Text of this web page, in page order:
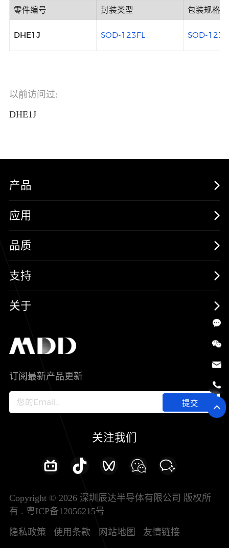
零件编号 封装类型 包装规格
DHE1J SOD-123FL SOD-
以前访问过:
DHE1J
产品
MOSFETs
保护器件
三极管
SiC
IC
应用
消费电子
汽车电子
新能源
智能家居
新兴行业
品质
可靠性实验室
质量与环境
其他信息(PCN)
支持
样品与支持
关于
加入我们
订阅最新产品更新
提交
关注我们
Copyright © 2026 深圳辰达半导体有限公司 版权所
有 . 粤ICP备12056215号
隐私政策 使用条款 网站地图 友情链接